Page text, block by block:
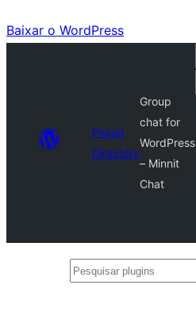
Baixar o WordPress
Plugin
Directory
Group
chat for
WordPress
– Minnit
Chat
Pesquisar